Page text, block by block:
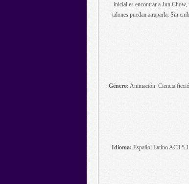
inicial es encontrar a Jun Chow,
talones puedan atraparla. Sin
Género: Animación. Ciencia
Idioma: Español Latino AC3